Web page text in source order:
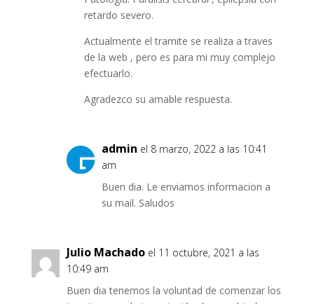
retardo severo.
Actualmente el tramite se realiza a traves
de la web , pero es para mi muy complejo
efectuarlo.
Agradezco su amable respuesta.
admin el 8 marzo, 2022 a las 10:41
am
Buen dia. Le enviamos informacion a
su mail. Saludos
Julio Machado el 11 octubre, 2021 a las
10:49 am
Buen dia tenemos la voluntad de comenzar los